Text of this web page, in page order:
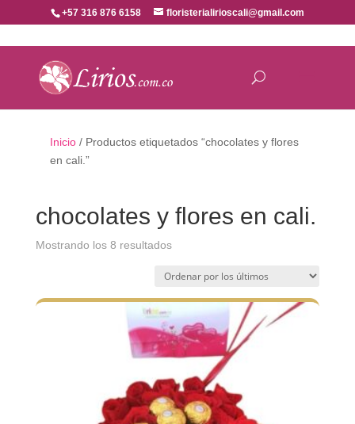
+57 316 876 6158 floristerialirioscali@gmail.com
Inicio/ Productos etiquetados “chocolates y flores
en cali.”
chocolates y flores en cali.
Mostrando los 8 resultadosOrdenado
los
últimos